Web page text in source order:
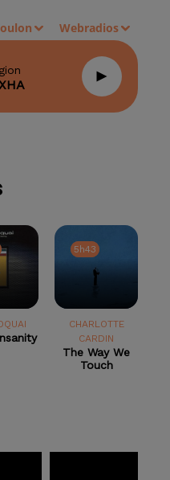
Webradios
5h43
5h43
CHARLOTTE
CARDIN
The Way We
Touch